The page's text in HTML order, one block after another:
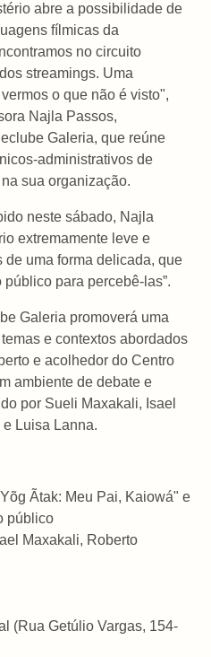
abre a possibilidade de
fílmicas da
no circuito
streamings. Uma
o que não é visto",
Najla Passos,
Galeria, que reúne
administrativos de
sua organização.
neste sábado, Najla
extremamente leve e
uma forma delicada, que
para percebê-las”.
Galeria promoverá uma
e contextos abordados
e acolhedor do Centro
ambiente de debate e
por Sueli Maxakali, Isael
Luisa Lanna.
Ãtak: Meu Pai, Kaiowá" e
público
Maxakali, Roberto
(Rua Getúlio Vargas, 154-